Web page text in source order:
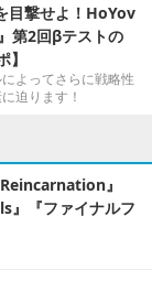
目撃せよ！HoYov
第2回βテストの
よってさらに戦略性
迫ります！
』
』『ファイナルフ